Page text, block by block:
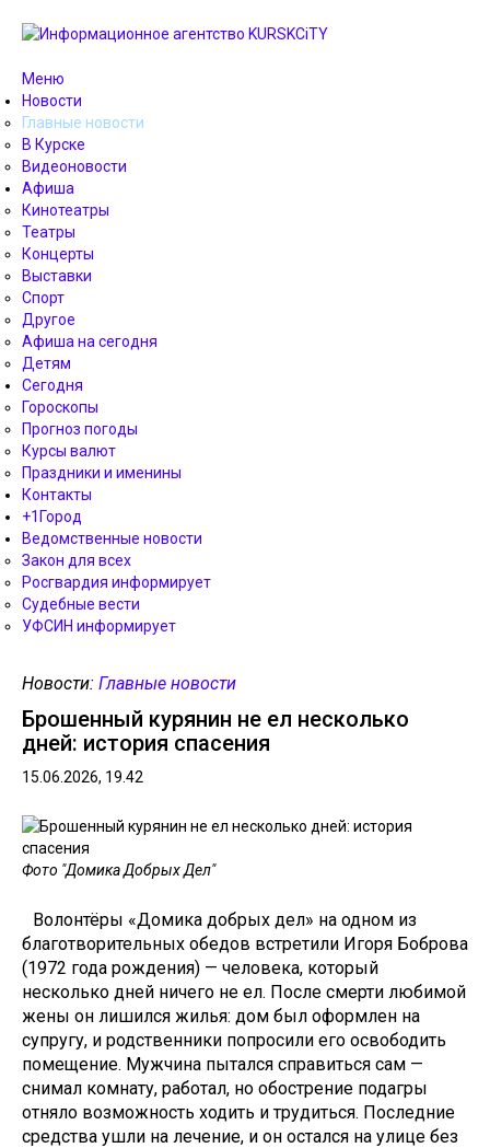
Меню
Новости
Главные новости
В Курске
Видеоновости
Афиша
Кинотеатры
Театры
Концерты
Выставки
Спорт
Другое
Афиша на сегодня
Детям
Сегодня
Гороскопы
Прогноз погоды
Курсы валют
Праздники и именины
Контакты
+1Город
Ведомственные новости
Закон для всех
Росгвардия информирует
Судебные вести
УФСИН информирует
Новости: Главные новости
Брошенный курянин не ел несколько
дней: история спасения
15.06.2026, 19.42
Фото "Домика Добрых Дел"
Волонтёры «Домика добрых дел» на одном из
благотворительных обедов встретили Игоря Боброва
(1972 года рождения) — человека, который
несколько дней ничего не ел. После смерти любимой
жены он лишился жилья: дом был оформлен на
супругу, и родственники попросили его освободить
помещение. Мужчина пытался справиться сам —
снимал комнату, работал, но обострение подагры
отняло возможность ходить и трудиться. Последние
средства ушли на лечение, и он остался на улице без